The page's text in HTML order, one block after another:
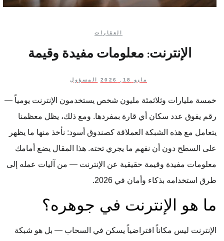
العقارات
الإنترنت: معلومات مفيدة وقيمة
مايو 18, 2026 المسؤول
خمسة مليارات وثلاثمئة مليون شخص يستخدمون الإنترنت يومياً —
رقم يفوق عدد سكان أي قارة بمفردها. ومع ذلك، يظل معظمنا
يتعامل مع هذه الشبكة العملاقة كصندوق أسود: نأخذ منها ما يظهر
على السطح دون أن نفهم ما يجري تحته. هذا المقال يضع أمامك
معلومات مفيدة وقيمة حقيقية عن الإنترنت — من آليات عمله إلى
طرق استخدامه بذكاء وأمان في 2026.
ما هو الإنترنت في جوهره؟
الإنترنت ليس مكاناً افتراضياً يسكن في السحاب — بل هو شبكة